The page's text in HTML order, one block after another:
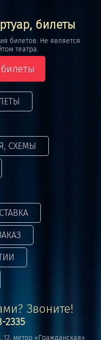
билеты
билетов. Не является
театра.
СХЕМЫ
Звоните!
2335
12, метро «Гражданская»